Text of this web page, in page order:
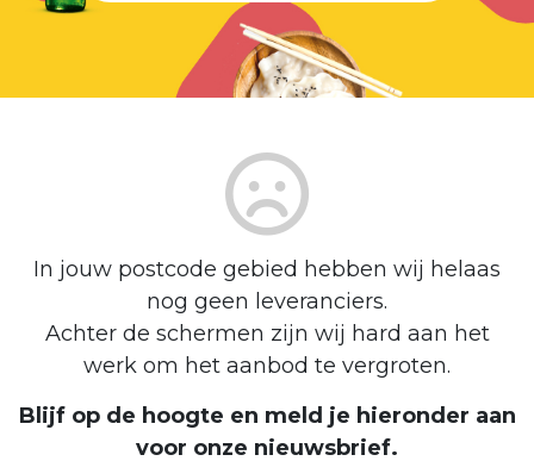
In jouw postcode gebied hebben wij helaas
nog geen leveranciers.
Achter de schermen zijn wij hard aan het
werk om het aanbod te vergroten.
Blijf op de hoogte en meld je hieronder aan
voor onze nieuwsbrief.